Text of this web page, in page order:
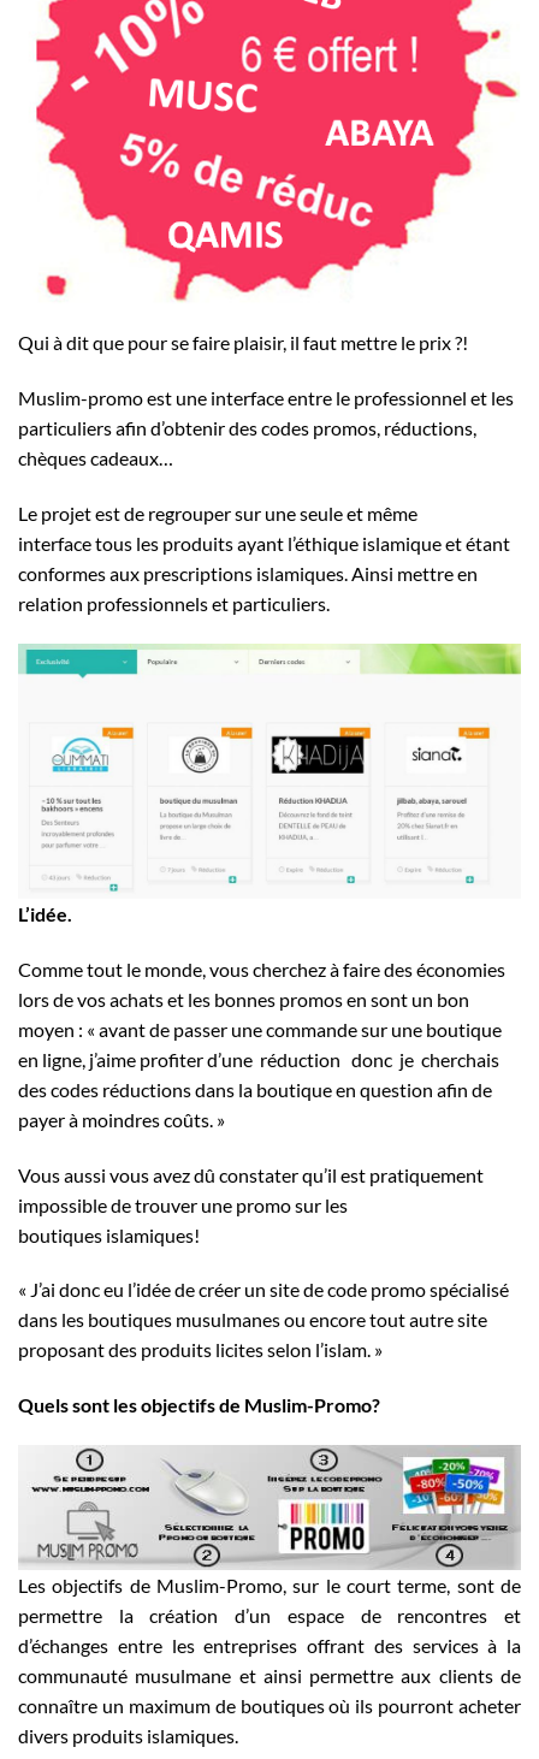
Qui à dit que pour se faire plaisir, il faut mettre le prix ?!
Muslim-promo est une interface entre le professionnel et les
particuliers afin d’obtenir des codes promos, réductions,
chèques cadeaux…
Le projet est de regrouper sur une seule et même
interface tous les produits ayant l’éthique islamique et étant
conformes aux prescriptions islamiques. Ainsi mettre en
relation professionnels et particuliers.
L’idée.
Comme tout le monde, vous cherchez à faire des économies
lors de vos achats et les bonnes promos en sont un bon
moyen : « avant de passer une commande sur une boutique
en ligne, j’aime profiter d’une réduction donc je cherchais
des codes réductions dans la boutique en question afin de
payer à moindres coûts. »
Vous aussi vous avez dû constater qu’il est pratiquement
impossible de trouver une promo sur les
boutiques islamiques!
« J’ai donc eu l’idée de créer un site de code promo spécialisé
dans les boutiques musulmanes ou encore tout autre site
proposant des produits licites selon l’islam. »
Quels sont les objectifs de Muslim-Promo?
Les objectifs de Muslim-Promo, sur le court terme, sont de
permettre la création d’un espace de rencontres et
d’échanges entre les entreprises offrant des services à la
communauté musulmane et ainsi permettre aux clients de
connaître un maximum de boutiques où ils pourront acheter
divers produits islamiques.